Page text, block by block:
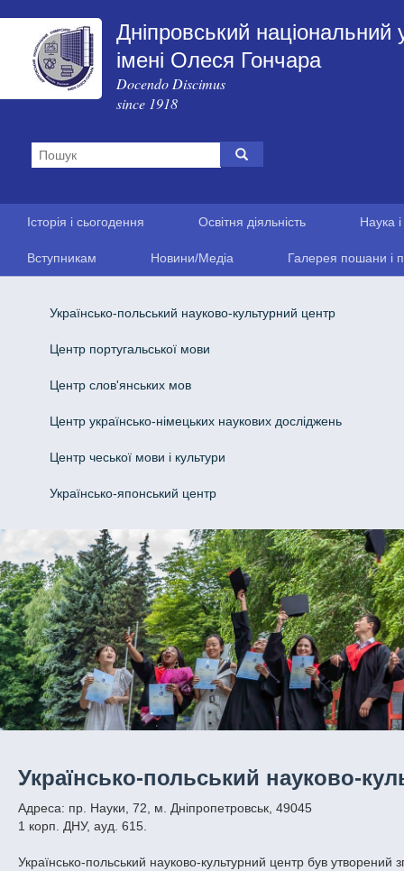
Дніпровський національний
імені Олеся Гончара
Docendo Discimus
since 1918
Історія і сьогодення Освітня діяльність Наука
Вступникам Новини/Медіа Галерея пошани і
Українсько-польський науково-культурний центр
Центр португальської мови
Центр слов'янських мов
Центр українсько-німецьких наукових досліджень
Центр чеської мови і культури
Українсько-японський центр
Українсько-польський науково-
Адреса: пр. Науки, 72, м. Дніпропетровськ, 49045
1 корп. ДНУ, ауд. 615.
Українсько-польський науково-культурний центр був утворений